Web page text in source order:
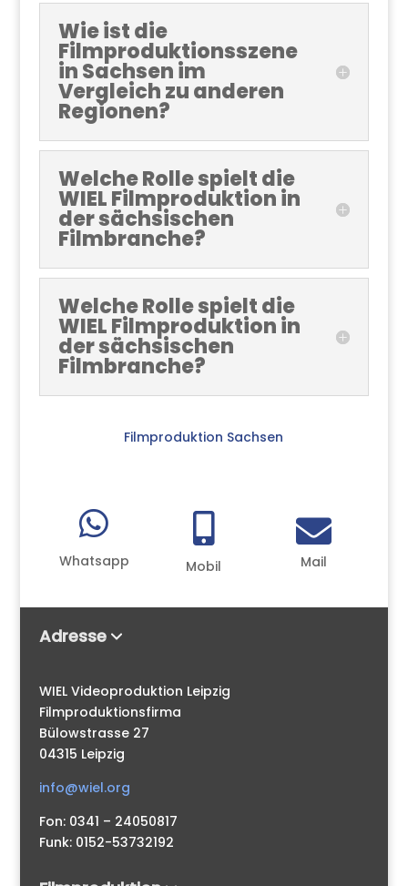
Wie ist die
Filmproduktionsszene
in Sachsen im
Vergleich zu anderen
Regionen?
Welche Rolle spielt die
WIEL Filmproduktion in
der sächsischen
Filmbranche?
Welche Rolle spielt die
WIEL Filmproduktion in
der sächsischen
Filmbranche?
Filmproduktion Sachsen

Whatsapp

Mobil

Mail
Adresse
WIEL Videoproduktion Leipzig
Filmproduktionsfirma
Bülowstrasse 27
04315 Leipzig
info@wiel.org
Fon: 0341 – 24050817
Funk: 0152-53732192